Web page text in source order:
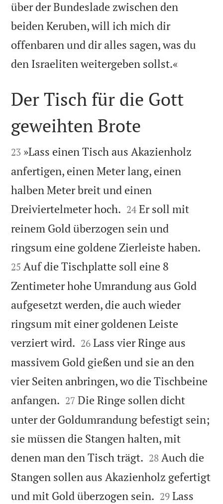
über der Bundeslade zwischen den
beiden Keruben, will ich mich dir
offenbaren und dir alles sagen, was du
den Israeliten weitergeben sollst.«

Der Tisch für die Gott
geweihten Brote

23 »Lass einen Tisch aus Akazienholz
anfertigen, einen Meter lang, einen
halben Meter breit und einen
Dreiviertelmeter hoch. 

24 Er soll mit
reinem Gold überzogen sein und
ringsum eine goldene Zierleiste haben.
25 Auf die Tischplatte soll eine 8
Zentimeter hohe Umrandung aus Gold
aufgesetzt werden, die auch wieder
ringsum mit einer goldenen Leiste
verziert wird. 

26 Lass vier Ringe aus
massivem Gold gießen und sie an den
vier Seiten anbringen, wo die Tischbeine
anfangen. 

27 Die Ringe sollen dicht
unter der Goldumrandung befestigt sein;
sie müssen die Stangen halten, mit
denen man den Tisch trägt. 

28 Auch die
Stangen sollen aus Akazienholz gefertigt
und mit Gold überzogen sein. 

29 Lass